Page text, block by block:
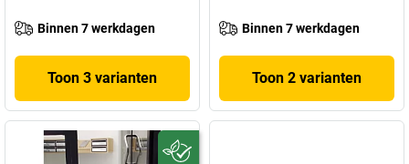
Binnen 7 werkdagen
Toon 3 varianten
Binnen 7 werkdagen
Toon 2 varianten